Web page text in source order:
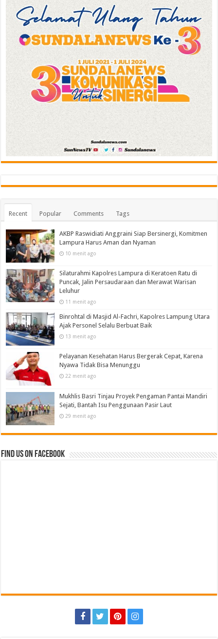
Recent Popular Comments Tags
AKBP Raswidiati Anggraini Siap Bersinergi, Komitmen
Lampura Harus Aman dan Nyaman
10 menit ago
Silaturahmi Kapolres Lampura di Keratoen Ratu di
Puncak, Jalin Persaudaraan dan Merawat Warisan
Leluhur
11 menit ago
Binrohtal di Masjid Al-Fachri, Kapolres Lampung Utara
Ajak Personel Selalu Berbuat Baik
13 menit ago
Pelayanan Kesehatan Harus Bergerak Cepat, Karena
Nyawa Tidak Bisa Menunggu
22 menit ago
Mukhlis Basri Tinjau Proyek Pengaman Pantai Mandiri
Sejati, Bantah Isu Penggunaan Pasir Laut‎
29 menit ago
Find us on Facebook